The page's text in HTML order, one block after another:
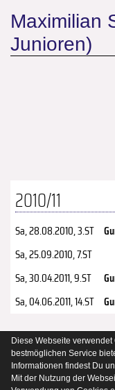
Maximilian
Junioren)
2010/11
Sa, 28.08.2010, 3.ST
Sa, 25.09.2010, 7.ST
Sa, 30.04.2011, 9.ST
Sa, 04.06.2011, 14.ST
Kontakt
Diese Webseite
bestmöglichen Service
Informationen findest Du
Mit der Nutzung der